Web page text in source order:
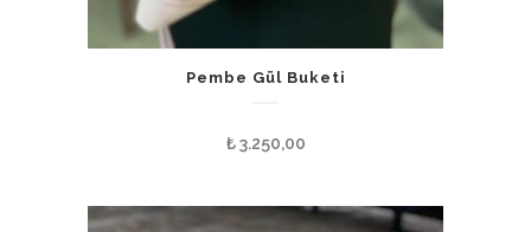
Pembe Gül Buketi
₺3.250,00